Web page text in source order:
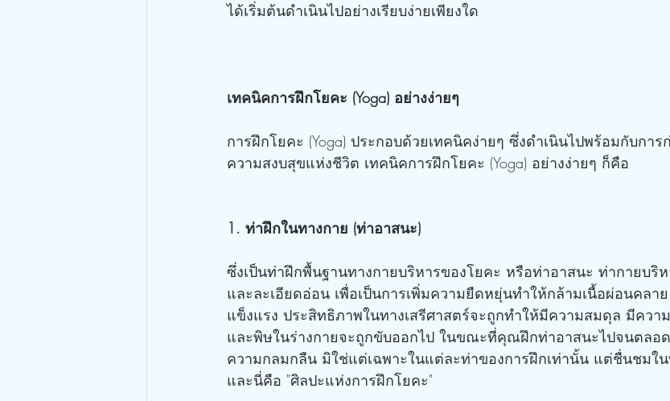
ได้เริ่มต้นดำเนินไปอย่างเรียบง่ายเพียงใด
เทคนิคการฝึกโยคะ (Yoga) อย่างง่ายๆ
การฝึกโยคะ (Yoga) ประกอบด้วยเทคนิคง่ายๆ ซึ่งดำเนินไปพร้อมกับกา
ความสงบสุขแห่งชีวิต เทคนิคการฝึกโยคะ (Yoga) อย่างง่ายๆ ก็คือ
1. ท่าฝึกในทางกาย (ท่าอาสนะ)
ซึ่งเป็นท่าฝึกพื้นฐานทางกายบริหารของโยคะ หรือท่าอาสนะ ท่ากายบริ
และละเอียดอ่อน เพื่อเป็นการเพิ่มความยืดหยุ่นทำให้กล้ามเนื้อผ่อนคลา
แข็งแรง ประสิทธิภาพในทางเสรีศาสตร์จะถูกทำให้มีความสมดุล มีคว
และพิษในร่างกายจะถูกขับออกไป ในขณะที่คุณฝึกท่าอาสนะไปจนตลอ
ความกลมกลืน มิใช่แต่เฉพาะในแต่ละท่าของการฝึกเท่านั้น แต่ชื่นชมใ
และนี่คือ "ศิลปะแห่งการฝึกโยคะ"